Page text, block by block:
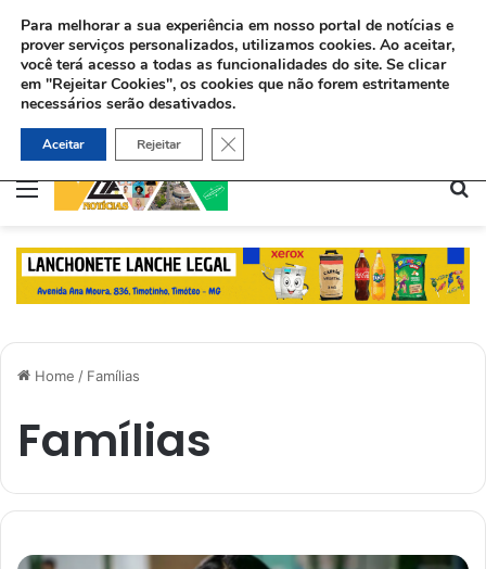
Menu
Home / Famílias
Famílias
Para melhorar a sua experiência em nosso portal de notícias e
prover serviços personalizados, utilizamos cookies. Ao aceitar,
você terá acesso a todas as funcionalidades do site. Se clicar
em "Rejeitar Cookies", os cookies que não forem estritamente
necessários serão desativados.
Aceitar Rejeitar Close GDPR Cookie Banner